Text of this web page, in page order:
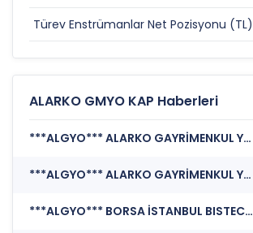
Türev Enstrümanlar Net Pozisyonu (TL)
ALARKO GMYO KAP Haberleri
***ALGYO*** ALARKO GAYRİMENKUL YATIRIM ORTAKLIĞI A.Ş. (Şirket Genel Bilgi Formu)
***ALGYO*** ALARKO GAYRİMENKUL YATIRIM ORTAKLIĞI A.Ş. (Özel Durum Açıklaması (Genel))
***ALGYO*** BORSA İSTANBUL BISTECH DEVRE KESİCİ UYGULAMASI (Pay Bazında Devre Kesici Bildirimi)